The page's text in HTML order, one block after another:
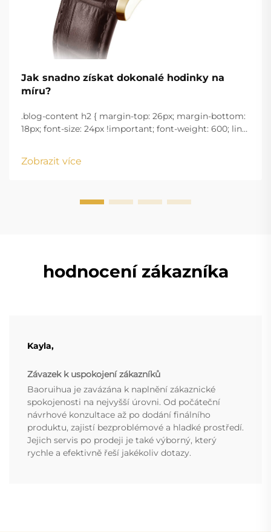
Jak snadno získat dokonalé hodinky na
míru?
.blog-content h2 { margin-top: 26px; margin-bottom:
18px; font-size: 24px !important; font-weight: 600; line-
w...
Zobrazit více
hodnocení zákazníka
Kayla,
Závazek k uspokojení zákazníků
Baoruihua je zavázána k naplnění zákaznické
spokojenosti na nejvyšší úrovni. Od počáteční
návrhové konzultace až po dodání finálního
produktu, zajistí bezproblémové a hladké prostředí.
Jejich servis po prodeji je také výborný, který
rychle a efektivně řeší jakékoliv dotazy.